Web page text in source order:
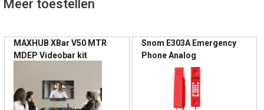
Hybride werkplekken
Contactcenters
Werkplekken met veel online meetings
Meer toestellen
MAXHUB XBar V50 MTR
MDEP Videobar kit
Snom E303A Emergency
Phone Analog
Paginering